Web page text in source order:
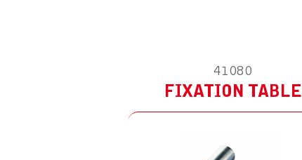
41080
FIXATION TABLE
ESD ANTISTATIQUE
FIXATION MURALE